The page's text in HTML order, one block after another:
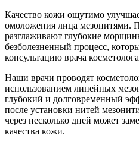
Качество кожи ощутимо
омоложения лица мезонитями.
разглаживают глубокие
безболезненный процесс,
консультацию врача
Наши врачи проводят
использованием линейных
глубокий и долговременный
после установки нитей
через несколько дней может
качества кожи.